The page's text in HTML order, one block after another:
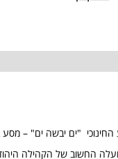
"ים יבשה ים" – מסע